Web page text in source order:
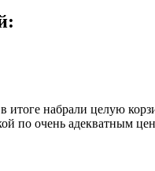
набрали целую
по очень адекватным